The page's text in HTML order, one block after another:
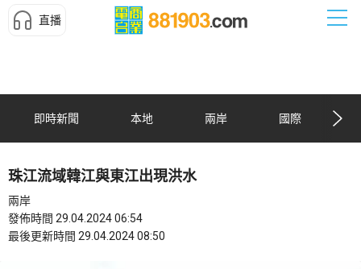
直播
即時新聞 本地 兩岸 國際
珠江流域韓江與東江出現洪水
兩岸
發佈時間 29.04.2024 06:54
最後更新時間 29.04.2024 08:50